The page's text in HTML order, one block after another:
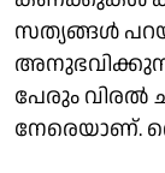
സത്യങ്ങള്‍
പേരും
നേരെയാണ്.